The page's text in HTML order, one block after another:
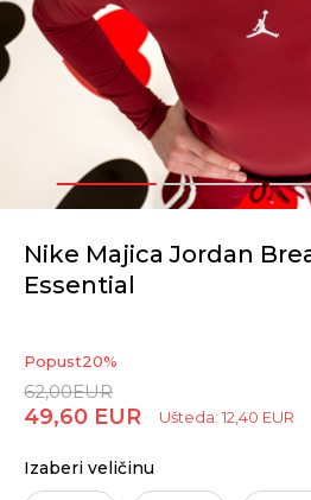
1 2
Nike Majica Jordan
Essential
Popust20%
62,00EUR
49,60 EUR Ušteda: 12,40 EUR
Izaberi veličinu